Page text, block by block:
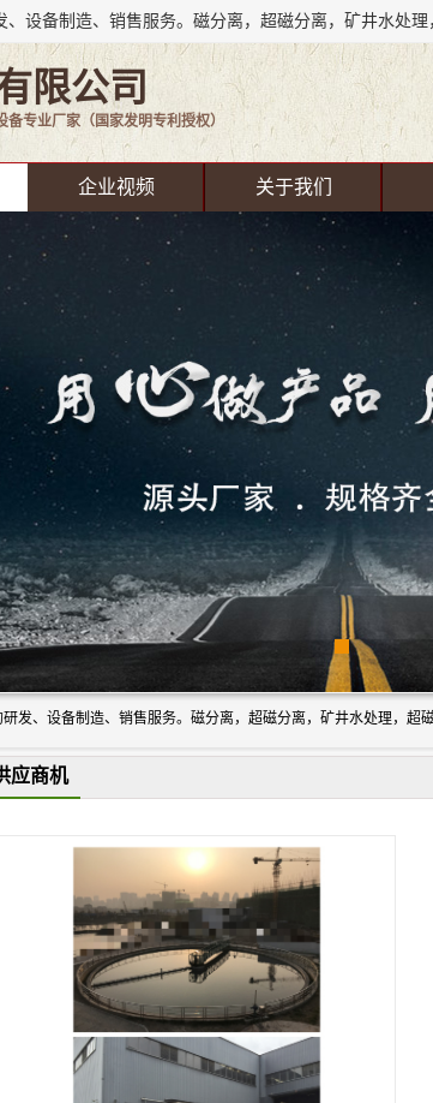
限公司
专业厂家（国家发明专利授权）
企业视频 关于我们
应商机